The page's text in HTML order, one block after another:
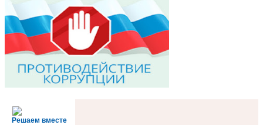
Решаем вместе